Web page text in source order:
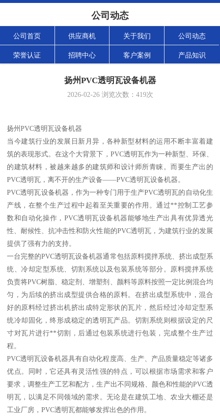
公司动态
公司首页 供应商机 关于我们 公司动态
荣誉认证 招聘中心 客户案例 产品知识
扬州PVC透明瓦设备机器
2026-02-26浏览次数： 419次
扬州PVC透明瓦设备机器
当今建筑行业的发展日新月异，各种新型材料的运用不断丰富着建
筑的表现形式。在这个大背景下，PVC透明瓦作为一种新型、环保、
的建筑材料，被越来越多的建筑师和设计师所青睐。而要生产出的
PVC透明瓦，离不开的生产设备——PVC透明瓦设备机器。
PVC透明瓦设备机器，作为一种专门用于生产PVC透明瓦的自动化生
产线，在整个生产过程中起着至关重要的作用。通过**控制工艺参
数和自动化操作，PVC透明瓦设备机器能够地生产出具有优异透光
性、耐候性、抗冲击性和防火性能的PVC透明瓦，为建筑行业的发展
提供了强有力的支持。
一台完整的PVC透明瓦设备机器通常包括原料搅拌系统、挤出成型系
统、冷却定型系统、切割系统以及包装系统等部分。原料搅拌系统
负责将PVC树脂、稳定剂、增塑剂、颜料等原料按照一定比例混合均
匀，为后续的挤出成型提供合格的原料。在挤出成型系统中，混合
好的原料经过挤出机挤出成特定形状的瓦片，然后经过冷却定型系
统冷却固化，终形成稳定的透明瓦产品。切割系统则根据设定的尺
寸对瓦片进行**切割，后通过包装系统进行包装，完成整个生产过
程。
PVC透明瓦设备机器具有自动化程度高、生产、产品质量稳定等诸多
优点。同时，它还具有灵活性强的特点，可以根据市场需求和客户
要求，调整生产工艺和配方，生产出不同规格、颜色和性能的PVC透
明瓦，以满足不同领域的需求。无论是在建筑工地、农业大棚还是
工业厂房，PVC透明瓦都能够发挥出色的作用。